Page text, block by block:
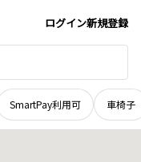
ログイン新規登録
SmartPay利用可 車椅子